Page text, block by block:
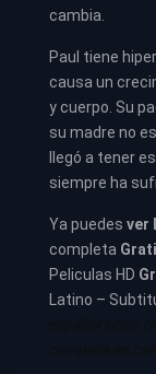
cambia.
Paul tiene
causa un
y cuerpo. Su
su madre no
llegó a tener
siempre ha
Ya puedes ver
completa
Peliculas HD
Latino –